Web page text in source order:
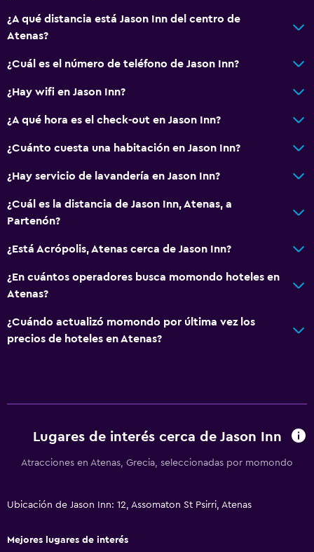
Ascensor
Ascensor disponible
Plantas superiores accesibles por ascensor
Lavandería
Servicios de lavandería/tintorería
Secadora
General
Teléfono
Espacio de almacenamiento
Salud y seguridad
Limpieza diaria
Estacionamiento
Estacionamiento privado
Sistema de entretenimiento
¿A qué distancia está Jason Inn del centro de
Atenas?
¿Cuál es el número de teléfono de Jason Inn?
¿Hay wifi en Jason Inn?
¿A qué hora es el check-out en Jason Inn?
¿Cuánto cuesta una habitación en Jason Inn?
¿Hay servicio de lavandería en Jason Inn?
¿Cuál es la distancia de Jason Inn, Atenas, a
Partenón?
¿Está Acrópolis, Atenas cerca de Jason Inn?
¿En cuántos operadores busca momondo hoteles en
Atenas?
¿Cuándo actualizó momondo por última vez los
precios de hoteles en Atenas?
Lugares de interés cerca de Jason Inn
Atracciones en Atenas, Grecia, seleccionadas por momondo
Ubicación de Jason Inn: 12, Assomaton St Psirri, Atenas
Mejores lugares de interés